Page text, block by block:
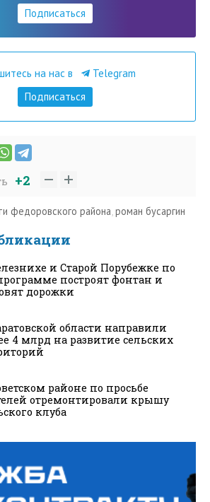
Подписаться
на нас в
Telegram
Подписаться
+2
федоровского района,роман бусаргин
и Старой Порубежке по
построят фонтан и
дорожки
области направили
4 млрд на развитие сельских
районе по просьбе
отремонтировали крышу
клуба